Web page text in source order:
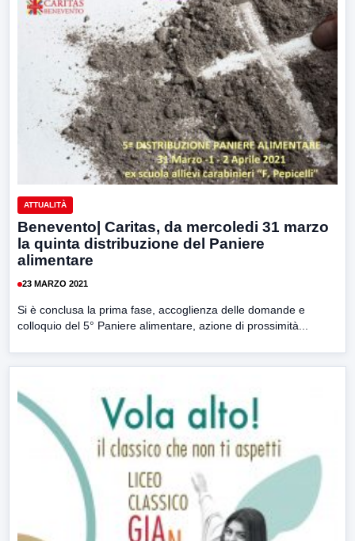
ATTUALITÀ
Benevento| Caritas, da mercoledi 31 marzo
la quinta distribuzione del Paniere
alimentare
23 MARZO 2021
Si è conclusa la prima fase, accoglienza delle domande e
colloquio del 5° Paniere alimentare, azione di prossimità...